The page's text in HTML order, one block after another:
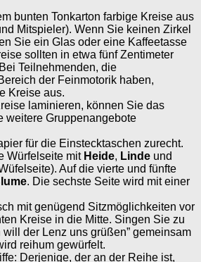
bunten Tonkarton farbige Kreise aus
Mitspieler). Wenn Sie keinen Zirkel
Sie ein Glas oder eine Kaffeetasse
sollten in etwa fünf Zentimeter
Teilnehmenden, die
der Feinmotorik haben,
Kreise aus.
laminieren, können Sie das
weitere Gruppenangebote
für die Einstecktaschen zurecht.
Würfelseite mit Heide, Linde und
Auf die vierte und fünfte
. Die sechste Seite wird mit einer
mit genügend Sitzmöglichkeiten vor
Kreise in die Mitte. Singen Sie zu
will der Lenz uns grüßen” gemeinsam
reihum gewürfelt.
Derjenige, der an der Reihe ist,